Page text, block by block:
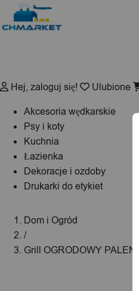
Hej, zaloguj się! Ulubione
Akcesoria wędkarskie
Psy i koty
Kuchnia
Łazienka
Dekoracje i ozdoby
Drukarki do etykiet
Dom i Ogród
/
Grill OGRODOWY